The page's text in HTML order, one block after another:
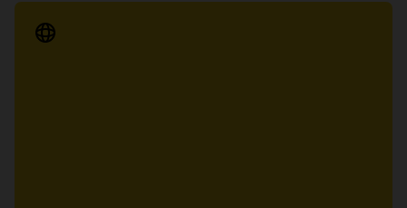
Communiqué de presse